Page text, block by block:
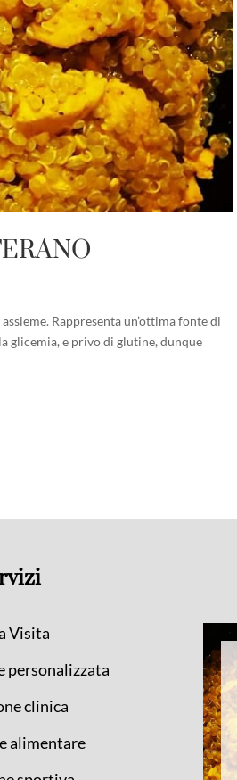
Rappresenta un’ottima fonte di
glicemia, e privo di glutine, dunque
Visita
personalizzata
clinica
alimentare